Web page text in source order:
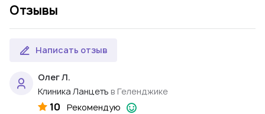
Отзывы
Написать отзыв
Олег Л.
Клиника Ланцетъ в Геленджике
10 Рекомендую